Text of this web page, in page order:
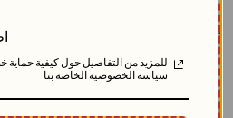
بنطلون كمر خلف سير - اصفر - 6
4
SKU: 10001-اصفر-6
الوصف
للمزيد من التفاصيل حول كيفية
سياسة الخصوصية الخاصة بنا